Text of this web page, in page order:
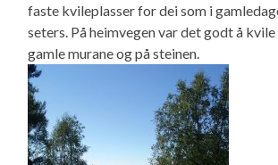
faste kvileplasser for dei som i
seters. På heimvegen var det godt å
gamle murane og på steinen.